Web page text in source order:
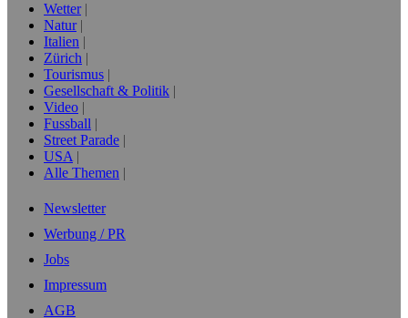
Wetter
Natur
Italien
Zürich
Tourismus
Gesellschaft & Politik
Video
Fussball
Street Parade
USA
Alle Themen
Newsletter
Werbung / PR
Jobs
Impressum
AGB